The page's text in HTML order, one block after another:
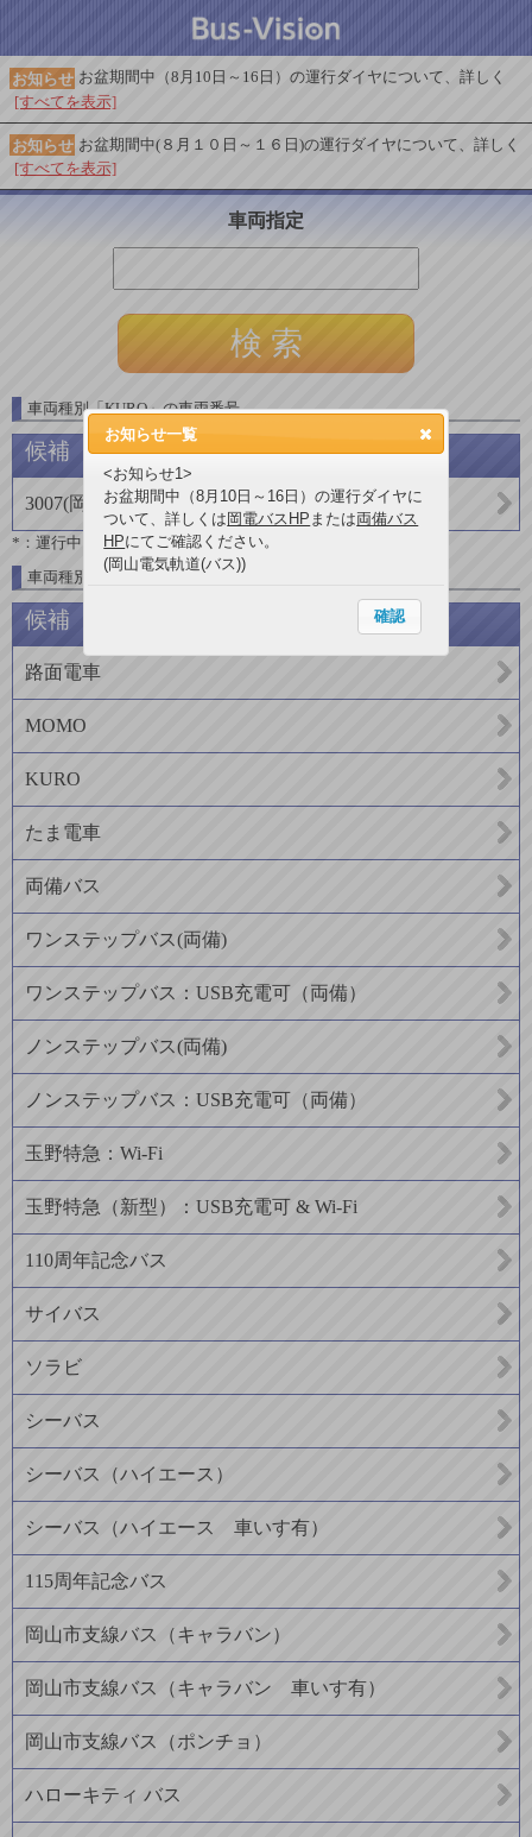
お知らせ お盆期間中（8月10日～16日）の運行ダイヤについて、詳しく
[すべてを表示]
お知らせ お盆期間中(８月１０日～１６日)の運行ダイヤについて、詳しく
[すべてを表示]
車両指定
車両種別「KURO」の車両番号
候補
3007(岡山電気軌道
*：運行中
車両種別一覧
候補
路面電車
MOMO
KURO
たま電車
両備バス
ワンステップバス(両備)
ワンステップバス：USB充電可（両備）
ノンステップバス(両備)
ノンステップバス：USB充電可（両備）
玉野特急：Wi-Fi
玉野特急（新型）：USB充電可 & Wi-Fi
110周年記念バス
サイバス
ソラビ
シーバス
シーバス（ハイエース）
シーバス（ハイエース 車いす有）
115周年記念バス
岡山市支線バス（キャラバン）
岡山市支線バス（キャラバン 車いす有）
岡山市支線バス（ポンチョ）
ハローキティ バス
お知らせ一覧
<お知らせ1>
お盆期間中（8月10日～16日）の運行ダイヤに
ついて、詳しくは 岡電バスHP または両備バス
HPにてご確認ください。
(岡山電気軌道(バス))
確認